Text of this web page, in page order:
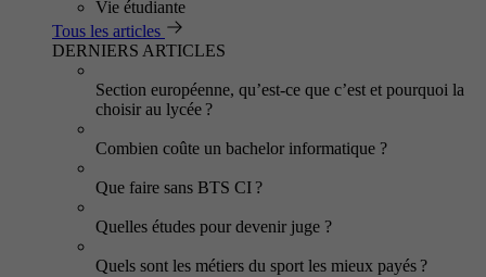
Vie étudiante
Tous les articles
DERNIERS ARTICLES
Section européenne, qu’est-ce que c’est et pourquoi la
choisir au lycée ?
Combien coûte un bachelor informatique ?
Que faire sans BTS CI ?
Quelles études pour devenir juge ?
Quels sont les métiers du sport les mieux payés ?